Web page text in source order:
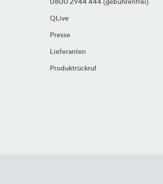
QLive
Presse
Lieferanten
Produktrückruf